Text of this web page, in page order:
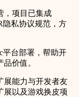
，项目已集成
隐私协议规范，方
平台部署，帮助开
价值。
展能力与开发者友
展以及游戏换皮项